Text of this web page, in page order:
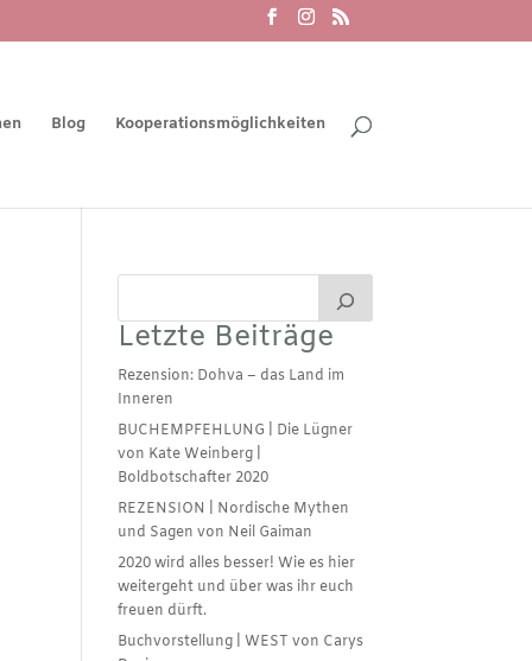
Blog Kooperationsmöglichkeiten
Letzte Beiträge
Rezension: Dohva – das Land im
Inneren
BUCHEMPFEHLUNG | Die Lügner
von Kate Weinberg |
Boldbotschafter 2020
REZENSION | Nordische Mythen
und Sagen von Neil Gaiman
2020 wird alles besser! Wie es hier
weitergeht und über was ihr euch
freuen dürft.
Buchvorstellung | WEST von Carys